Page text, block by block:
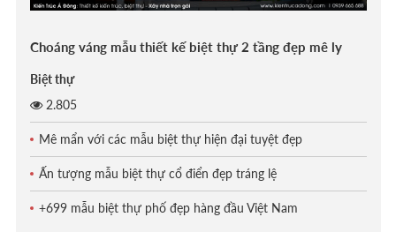
Choáng váng mẫu thiết kế biệt thự 2 tầng đẹp mê ly
Biệt thự
2.805
Mê mẩn với các mẫu biệt thự hiện đại tuyệt đẹp
Ấn tượng mẫu biệt thự cổ điển đẹp tráng lệ
+699 mẫu biệt thự phố đẹp hàng đầu Việt Nam